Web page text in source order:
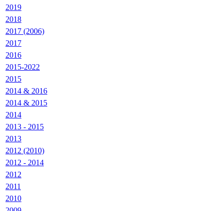
2019
2018
2017 (2006)
2017
2016
2015-2022
2015
2014 & 2016
2014 & 2015
2014
2013 - 2015
2013
2012 (2010)
2012 - 2014
2012
2011
2010